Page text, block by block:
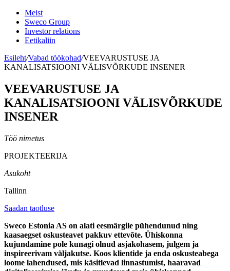
Meist
Sweco Group
Investor relations
Eetikaliin
Esileht/Vabad töökohad/VEEVARUSTUSE JA
KANALISATSIOONI VÄLISVÕRKUDE INSENER
VEEVARUSTUSE JA
KANALISATSIOONI VÄLISVÕRKUDE
INSENER
Töö nimetus
PROJEKTEERIJA
Asukoht
Tallinn
Saadan taotluse
Sweco Estonia AS on alati eesmärgile pühendunud ning
kaasaegset oskusteavet pakkuv ettevõte. Ühiskonna
kujundamine pole kunagi olnud asjakohasem, julgem ja
inspireerivam väljakutse. Koos klientide ja enda oskusteabega
loome lahendused, mis käsitlevad linnastumist, haaravad